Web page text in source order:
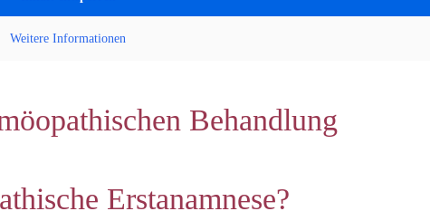
Weitere Informationen
Behandlung
Erstanamnese?